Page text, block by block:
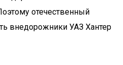
отечественный
внедорожники УАЗ Хантер